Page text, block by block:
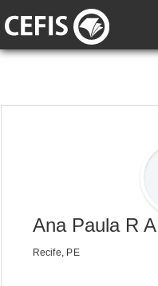
Ana Paula R
Recife, PE